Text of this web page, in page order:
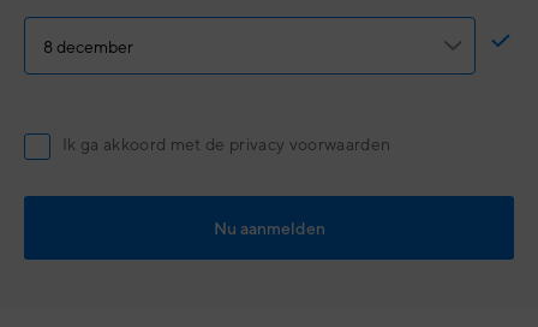
Ik ga akkoord met de privacy voorwaarden